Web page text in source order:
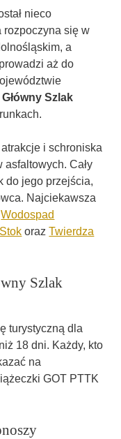
nieco
rozpoczyna się w
a
aż do
Szlak
i schroniska
Cały
do jego przejścia,
Najciekawsza
Wodospad
orazTwierdza
Szlak
turystyczną dla
18 dni. Każdy, kto
na
GOT PTTK